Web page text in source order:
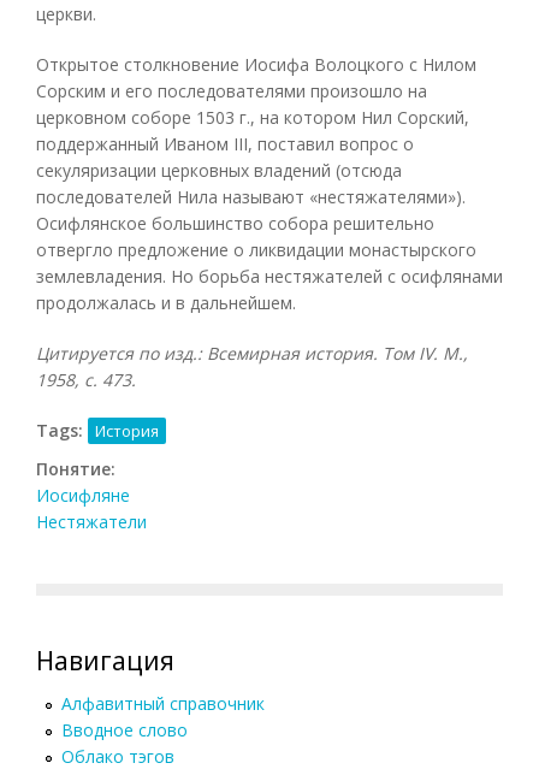
церкви.
Открытое столкновение Иосифа Волоцкого с Нилом
Сорским и его последователями произошло на
церковном соборе 1503 г., на котором Нил Сорский,
поддержанный Иваном III, поставил вопрос о
секуляризации церковных владений (отсюда
последователей Нила называют «нестяжателями»).
Осифлянское большинство собора решительно
отвергло предложение о ликвидации монастырского
землевладения. Но борьба нестяжателей с осифлянами
продолжалась и в дальнейшем.
Цитируется по изд.: Всемирная история. Том IV. М.,
1958, с. 473.
Tags: История
Понятие:
Иосифляне
Нестяжатели
Навигация
Алфавитный справочник
Вводное слово
Облако тэгов